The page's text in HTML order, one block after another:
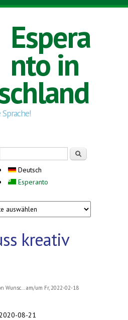
Espera
nto in
Deutsch
Esperanto
kreativ
Wunsc...
am/um Fr, 2022-02-18
2020-08-21